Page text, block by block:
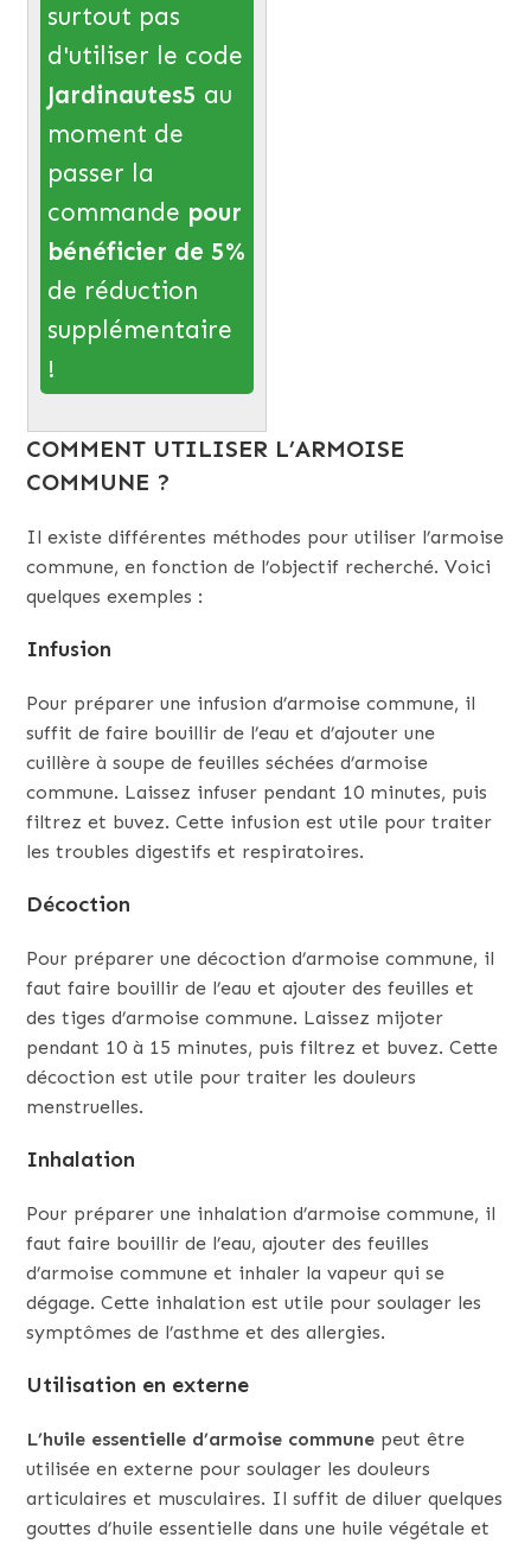
surtout pas
d'utiliser le code
Jardinautes5 au
moment de
passer la
commande pour
bénéficier de 5%
de réduction
supplémentaire
!
COMMENT UTILISER L’ARMOISE
COMMUNE ?
Il existe différentes méthodes pour utiliser l’armoise
commune, en fonction de l’objectif recherché. Voici
quelques exemples :
Infusion
Pour préparer une infusion d’armoise commune, il
suffit de faire bouillir de l’eau et d’ajouter une
cuillère à soupe de feuilles séchées d’armoise
commune. Laissez infuser pendant 10 minutes, puis
filtrez et buvez. Cette infusion est utile pour traiter
les troubles digestifs et respiratoires.
Décoction
Pour préparer une décoction d’armoise commune, il
faut faire bouillir de l’eau et ajouter des feuilles et
des tiges d’armoise commune. Laissez mijoter
pendant 10 à 15 minutes, puis filtrez et buvez. Cette
décoction est utile pour traiter les douleurs
menstruelles.
Inhalation
Pour préparer une inhalation d’armoise commune, il
faut faire bouillir de l’eau, ajouter des feuilles
d’armoise commune et inhaler la vapeur qui se
dégage. Cette inhalation est utile pour soulager les
symptômes de l’asthme et des allergies.
Utilisation en externe
L’huile essentielle d’armoise commune peut être
utilisée en externe pour soulager les douleurs
articulaires et musculaires. Il suffit de diluer quelques
gouttes d’huile essentielle dans une huile végétale et